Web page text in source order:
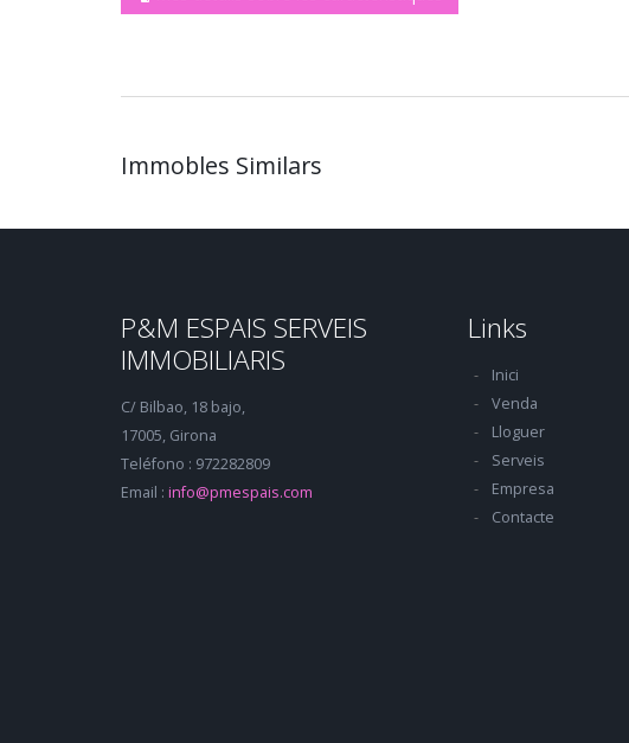
Immobles Similars
P&M ESPAIS SERVEIS
IMMOBILIARIS
C/ Bilbao, 18 bajo,
17005, Girona
Teléfono : 972282809
Email : info@pmespais.com
Links
Inici
Venda
Lloguer
Serveis
Empresa
Contacte